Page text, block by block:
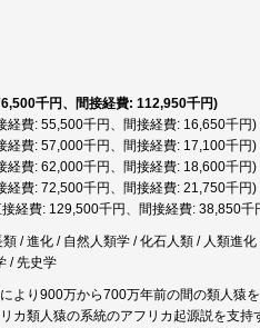
千円、間接経費: 112,950千円)
経費: 55,500千円、間接経費: 16,650千円)
経費: 57,000千円、間接経費: 17,100千円)
経費: 62,000千円、間接経費: 18,600千円)
経費: 72,500千円、間接経費: 21,750千円)
経費: 129,500千円、間接経費: 38,850千
/ 進化 / 自然人類学 / 化石人類 / 人類進
/ 先史学
より900万から700万年前の間の類人猿
カ類人猿の系統のアフリカ起源説を支持